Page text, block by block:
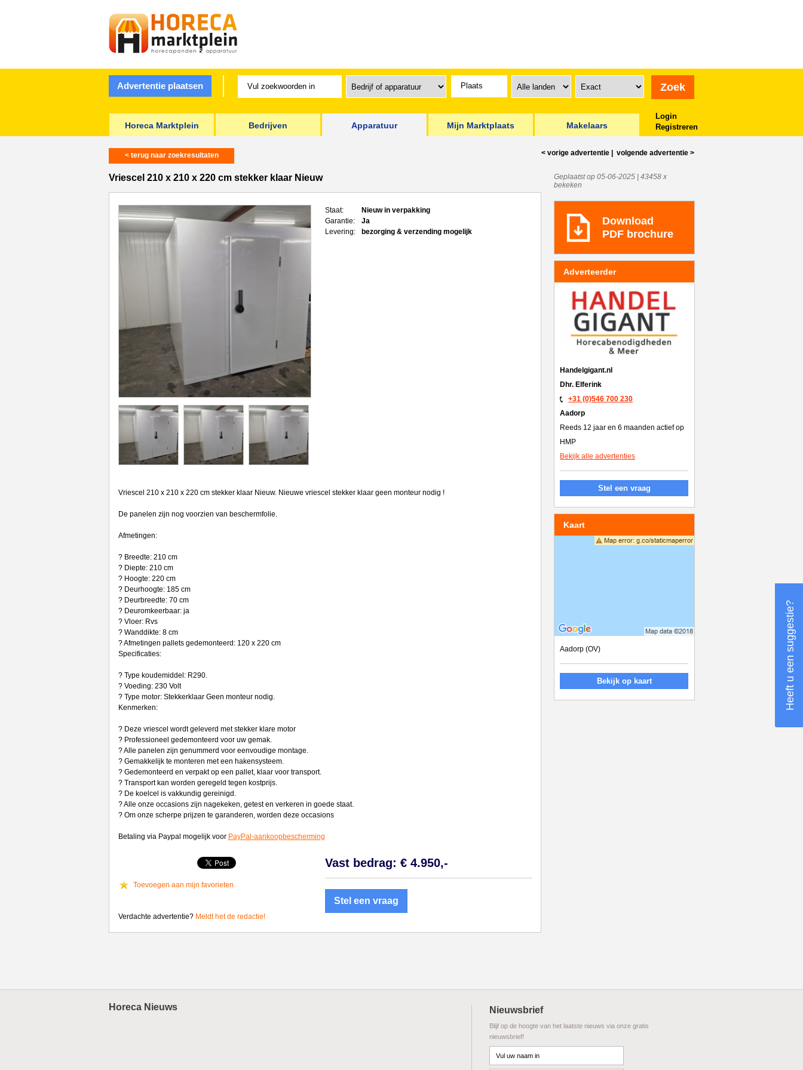
Advertentie plaatsen
Horeca Marktplein Bedrijven Apparatuur Mijn Marktplaats Makelaars
Login
Registreren
< terug naar zoekresultaten < vorige advertentie volgende advertentie >
Vriescel 210 x 210 x 220 cm stekker klaar Nieuw
Staat:
Nieuw in verpakking
Garantie:
Ja
Levering:
bezorging & verzending mogelijk
Vriescel 210 x 210 x 220 cm stekker klaar Nieuw. Nieuwe vriescel stekker klaar geen monteur nodig !
De panelen zijn nog voorzien van beschermfolie.
Afmetingen:
? Breedte: 210 cm
? Diepte: 210 cm
? Hoogte: 220 cm
? Deurhoogte: 185 cm
? Deurbreedte: 70 cm
? Deuromkeerbaar: ja
? Vloer: Rvs
? Wanddikte: 8 cm
? Afmetingen pallets gedemonteerd: 120 x 220 cm
Specificaties:
? Type koudemiddel: R290.
? Voeding: 230 Volt
? Type motor: Stekkerklaar Geen monteur nodig.
Kenmerken:
? Deze vriescel wordt geleverd met stekker klare motor
? Professioneel gedemonteerd voor uw gemak.
? Alle panelen zijn genummerd voor eenvoudige montage.
? Gemakkelijk te monteren met een hakensysteem.
? Gedemonteerd en verpakt op een pallet, klaar voor transport.
? Transport kan worden geregeld tegen kostprijs.
? De koelcel is vakkundig gereinigd.
? Alle onze occasions zijn nagekeken, getest en verkeren in goede staat.
? Om onze scherpe prijzen te garanderen, worden deze occasions
Betaling via Paypal mogelijk voor PayPal-aankoopbescherming
Toevoegen aan mijn favorieten
Vast bedrag: € 4.950,-
Stel een vraag
Verdachte advertentie? Meldt het de redactie!
Geplaatst op 05-06-2025 | 43458 x
bekeken
Download
PDF brochure
Adverteerder
Handelgigant.nl
Dhr. Elferink
+31 (0)546 700 230
Aadorp
Reeds 12 jaar en 6 maanden actief op
HMP
Bekijk alle advertenties
Stel een vraag
Kaart
Aadorp (OV)
Bekijk op kaart
Horeca Nieuws Nieuwsbrief
Blijf op de hoogte van het laatste nieuws via onze gratis
nieuwsbrief!
Heeft u een suggestie?